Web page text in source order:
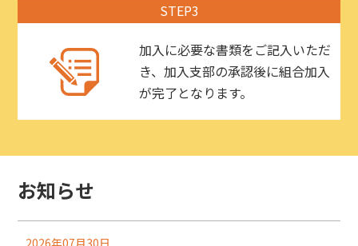
STEP3
加入に必要な書類をご記入いただ
き、加入支部の承認後に組合加入
が完了となります。
お知らせ